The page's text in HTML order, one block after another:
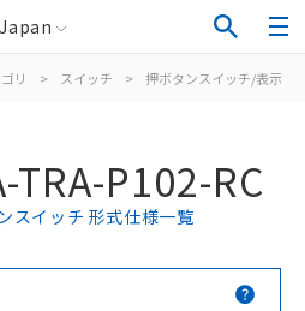
Japan
リ > スイッチ > 押ボタンスイッチ/表示灯
TRA-P102-RC
スイッチ 形式仕様一覧